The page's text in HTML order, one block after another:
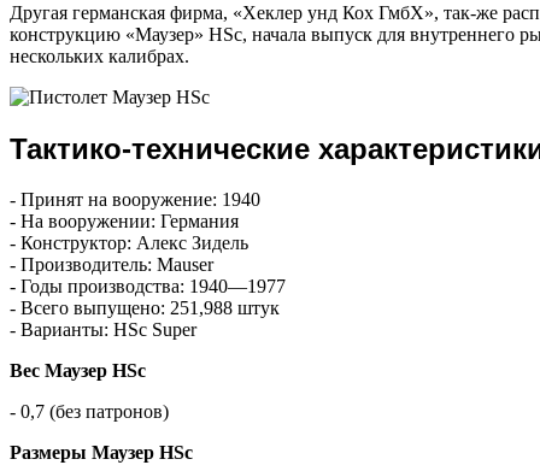
Другая германская фирма, «Хеклер унд Кох ГмбХ», так-же
конструкцию «Маузер» HSc, начала выпуск для внутреннего
нескольких калибрах.
Тактико-технические
- Принят на вооружение: 1940
- На вооружении: Германия
- Конструктор: Алекс Зидель
- Производитель: Mauser
- Годы производства: 1940—1977
- Всего выпущено: 251,988 штук
- Варианты: HSc Super
Вес Маузер HSc
- 0,7 (без патронов)
Размеры Маузер HSc